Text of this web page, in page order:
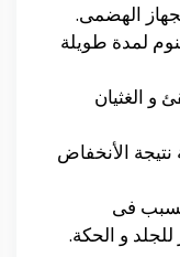
الهضمى.
لمدة طويلة
و الغثيان
الأنخفاض
فى
للجلد و الحكة.